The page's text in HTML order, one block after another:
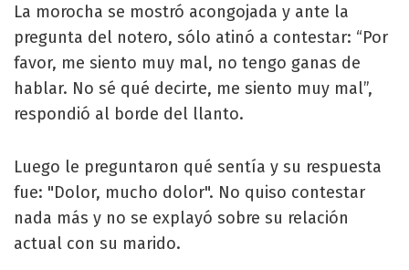
La morocha se mostró acongojada y ante la
pregunta del notero, sólo atinó a contestar: “Por
favor, me siento muy mal, no tengo ganas de
hablar. No sé qué decirte, me siento muy mal”,
respondió al borde del llanto.
Luego le preguntaron qué sentía y su respuesta
fue: "Dolor, mucho dolor". No quiso contestar
nada más y no se explayó sobre su relación
actual con su marido.